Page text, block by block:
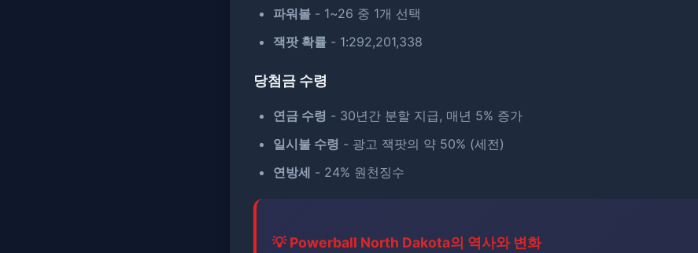
파워볼 - 1~26 중 1개 선택
잭팟 확률 - 1:292,201,338
당첨금 수령
연금 수령 - 30년간 분할 지급, 매년 5% 증가
일시불 수령 - 광고 잭팟의 약 50% (세전)
연방세 - 24% 원천징수
💡 Powerball North Dakota의 역사와 변화